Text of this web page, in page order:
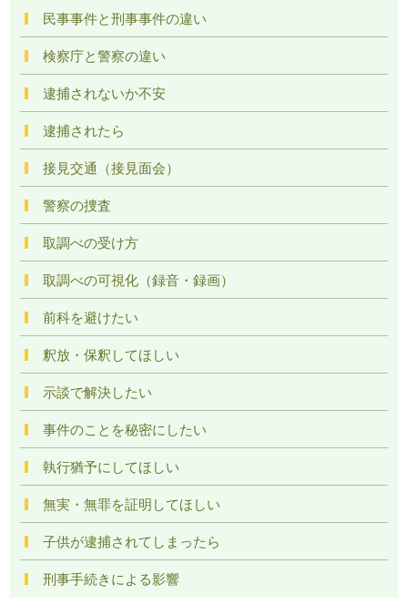
民事事件と刑事事件の違い
検察庁と警察の違い
逮捕されないか不安
逮捕されたら
接見交通（接見面会）
警察の捜査
取調べの受け方
取調べの可視化（録音・録画）
前科を避けたい
釈放・保釈してほしい
示談で解決したい
事件のことを秘密にしたい
執行猶予にしてほしい
無実・無罪を証明してほしい
子供が逮捕されてしまったら
刑事手続きによる影響